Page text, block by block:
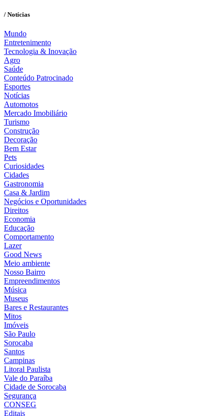
/ Notícias
Mundo
Entretenimento
Tecnologia & Inovação
Agro
Saúde
Conteúdo Patrocinado
Esportes
Notícias
Automotos
Mercado Imobiliário
Turismo
Construção
Decoração
Bem Estar
Pets
Curiosidades
Cidades
Gastronomia
Casa & Jardim
Negócios e Oportunidades
Direitos
Economia
Educação
Comportamento
Lazer
Good News
Meio ambiente
Nosso Bairro
Empreendimentos
Música
Museus
Bares e Restaurantes
Mitos
Imóveis
São Paulo
Sorocaba
Santos
Campinas
Litoral Paulista
Vale do Paraíba
Cidade de Sorocaba
Segurança
CONSEG
Editais